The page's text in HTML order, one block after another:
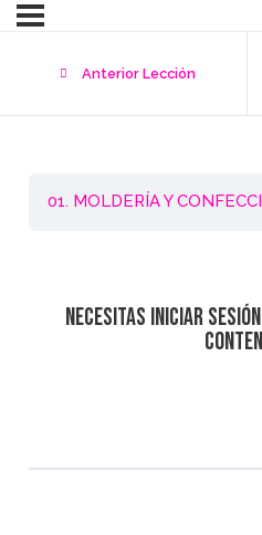
Anterior Lección
Necesitas iniciar